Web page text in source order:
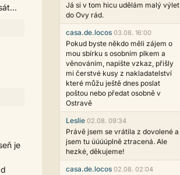
je
Já si v tom hicu udělám malý výlet
do Ovy rád.
casa.de.locos 03.08. 16:00
Pokud byste někdo měli zájem o
mou sbírku s osobním plkem a
věnováním, napište vzkaz, přišly
mi čerstvé kusy z nakladatelství
které můžu ještě dnes poslat
poštou nebo předat osobně v
Ostravě
Leslie 02.08. 09:34
Právě jsem se vrátila z dovolené a
jsem tu úúúúplně ztracená. Ale
hezké, děkujeme!
casa.de.locos 02.08. 02:04